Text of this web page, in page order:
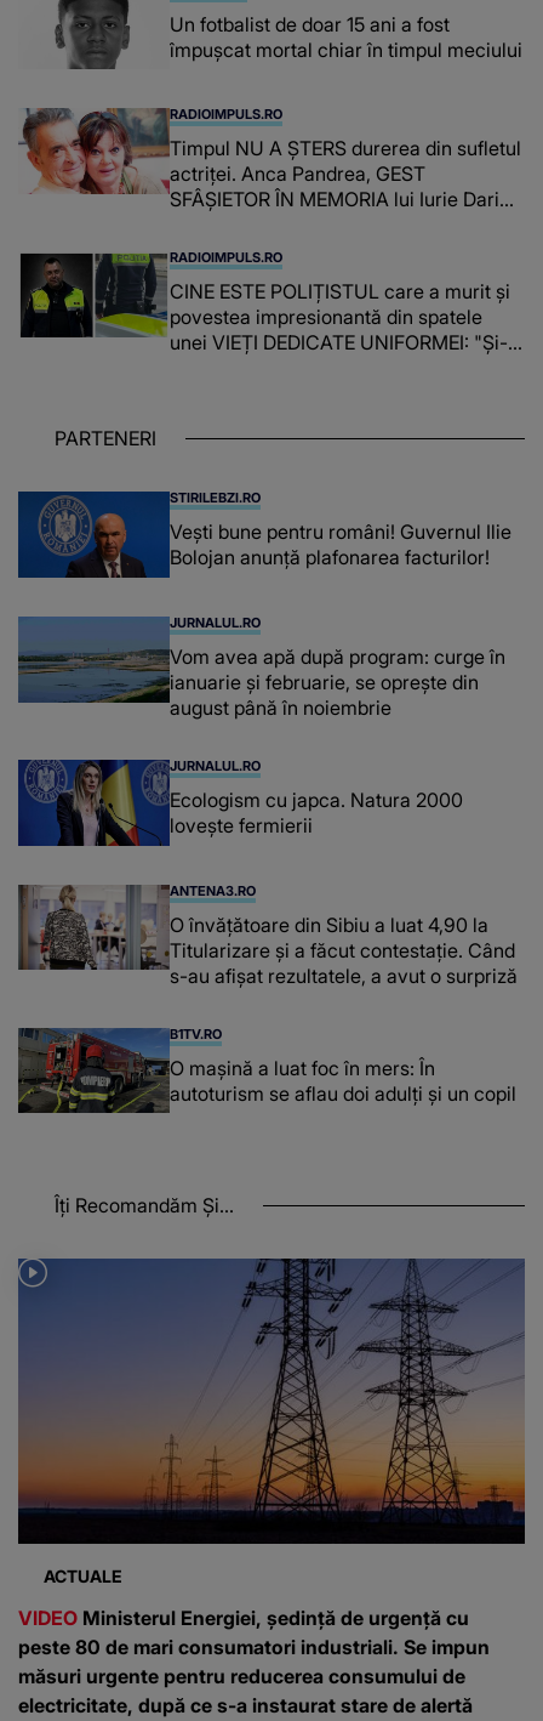
Un fotbalist de doar 15 ani a fost
împușcat mortal chiar în timpul meciului
RADIOIMPULS.RO
Timpul NU A ȘTERS durerea din sufletul
actriței. Anca Pandrea, GEST
SFÂȘIETOR ÎN MEMORIA lui Iurie Darie:
timpul parcă..."
RADIOIMPULS.RO
CINE ESTE POLIȚISTUL care a murit și
povestea impresionantă din spatele
unei VIEȚI DEDICATE UNIFORMEI: "Și-a
PARTENERI
STIRILEBZI.RO
Vești bune pentru români! Guvernul Ilie
Bolojan anunță plafonarea facturilor!
JURNALUL.RO
Vom avea apă după program: curge în
ianuarie și februarie, se oprește din
august până în noiembrie
JURNALUL.RO
Ecologism cu japca. Natura 2000
lovește fermierii
ANTENA3.RO
O învățătoare din Sibiu a luat 4,90 la
Titularizare și a făcut contestație. Când
s-au afișat rezultatele, a avut o surpriză
B1TV.RO
O maşină a luat foc în mers: În
autoturism se aflau doi adulți și un copil
Îți Recomandăm Și...
ACTUALE
VIDEO Ministerul Energiei, ședință de urgență cu
peste 80 de mari consumatori industriali. Se impun
măsuri urgente pentru reducerea consumului de
electricitate, după ce s-a instaurat stare de alertă